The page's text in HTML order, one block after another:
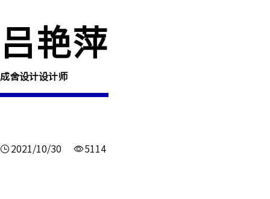
吕艳萍
成舍设计设计师
2021/10/30 5114